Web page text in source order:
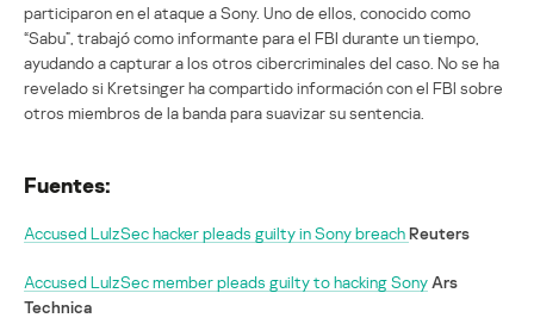
participaron en el ataque a Sony. Uno de ellos, conocido como
“Sabu”, trabajó como informante para el FBI durante un tiempo,
ayudando a capturar a los otros cibercriminales del caso. No se ha
revelado si Kretsinger ha compartido información con el FBI sobre
otros miembros de la banda para suavizar su sentencia.
Fuentes:
Accused LulzSec hacker pleads guilty in Sony breachReuters
Accused LulzSec member pleads guilty to hacking Sony Ars
Technica